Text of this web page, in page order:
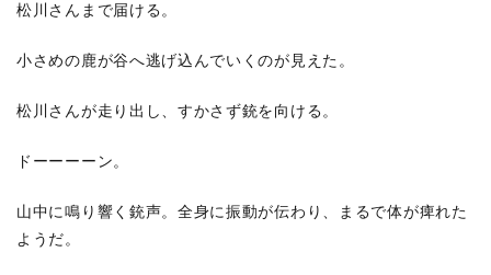
松川さんまで届ける。
小さめの鹿が谷へ逃げ込んでいくのが見えた。
松川さんが走り出し、すかさず銃を向ける。
ドーーーーン。
山中に鳴り響く銃声。全身に振動が伝わり、まるで体が痺れた
ようだ。